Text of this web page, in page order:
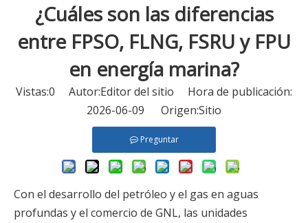
¿Cuáles son las diferencias
entre FPSO, FLNG, FSRU y FPU
en energía marina?
Vistas:0 Autor:Editor del sitio Hora de publicación:
2026-06-09 Origen:Sitio
Preguntar
Con el desarrollo del petróleo y el gas en aguas
profundas y el comercio de GNL, las unidades